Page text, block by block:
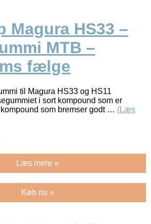
Magura HS33 –
MTB –
fælge
til Magura HS33 og HS11
i sort kompound som er
som bremser godt … (Læs
Læs mere »
Køb nu »